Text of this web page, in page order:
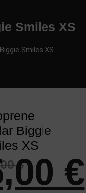
Smiles XS
Smiles XS
Biggie
XS
€ €